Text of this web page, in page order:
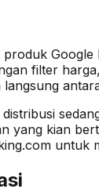
filter
yang kian
untuk